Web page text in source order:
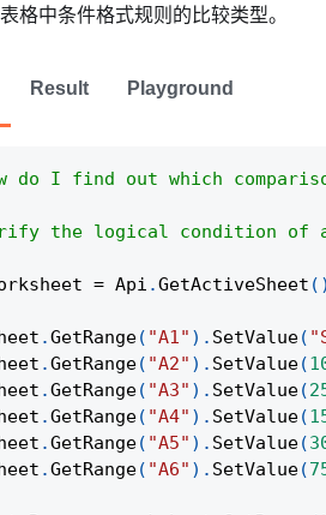
格中条件格式规则的比较类型。
Result Playground
do I find out which
the logical condition of
= Api .GetActiveSheet ( )
.GetRange( "A1" ) . SetValue(
.GetRange( "A2" ) . SetValue(
.GetRange( "A3" ) . SetValue(
.GetRange( "A4" ) . SetValue(
.GetRange( "A5" ) . SetValue(
.GetRange( "A6" ) . SetValue(